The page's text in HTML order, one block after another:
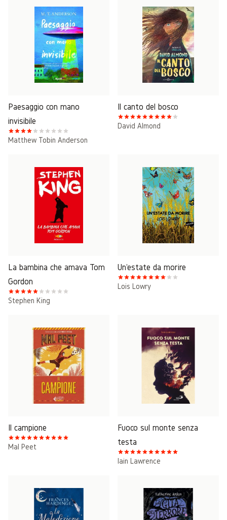
Paesaggio con mano
invisibile
Matthew Tobin Anderson
Il canto del bosco
David Almond
La bambina che amava Tom
Gordon
Stephen King
Un'estate da morire
Lois Lowry
Il campione
Mal Peet
Fuoco sul monte senza
testa
Iain Lawrence